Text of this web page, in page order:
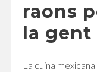
raons
la gent
La cuina